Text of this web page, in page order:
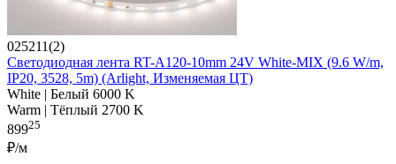
025211(2)
Светодиодная лента RT-A120-10mm 24V White-MIX (9.6 W/m,
IP20, 3528, 5m) (Arlight, Изменяемая ЦТ)
White | Белый 6000 K
Warm | Тёплый 2700 K
89925
₽/м